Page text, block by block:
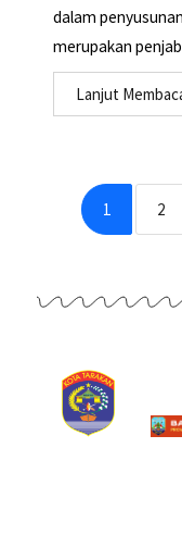
dalam
merupakan
Lanjut
1 2